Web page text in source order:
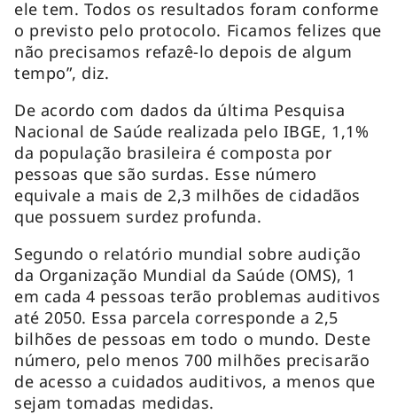
ele tem. Todos os resultados foram conforme
o previsto pelo protocolo. Ficamos felizes que
não precisamos refazê-lo depois de algum
tempo”, diz.
De acordo com dados da última Pesquisa
Nacional de Saúde realizada pelo IBGE, 1,1%
da população brasileira é composta por
pessoas que são surdas. Esse número
equivale a mais de 2,3 milhões de cidadãos
que possuem surdez profunda.
Segundo o relatório mundial sobre audição
da Organização Mundial da Saúde (OMS), 1
em cada 4 pessoas terão problemas auditivos
até 2050. Essa parcela corresponde a 2,5
bilhões de pessoas em todo o mundo. Deste
número, pelo menos 700 milhões precisarão
de acesso a cuidados auditivos, a menos que
sejam tomadas medidas.